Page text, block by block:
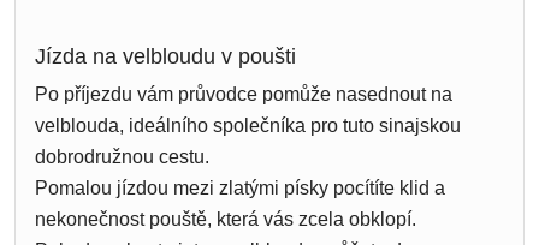
Jízda na velbloudu v poušti
Po příjezdu vám průvodce pomůže nasednout na
velblouda, ideálního společníka pro tuto sinajskou
dobrodružnou cestu.
Pomalou jízdou mezi zlatými písky pocítíte klid a
nekonečnost pouště, která vás zcela obklopí.